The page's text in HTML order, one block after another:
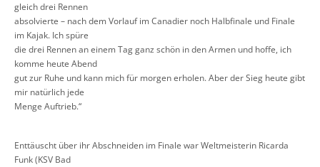
gleich drei Rennen
absolvierte – nach dem Vorlauf im Canadier noch Halbfinale und Finale
im Kajak. Ich spüre
die drei Rennen an einem Tag ganz schön in den Armen und hoffe, ich
komme heute Abend
gut zur Ruhe und kann mich für morgen erholen.Aber der Sieg heute gibt
mir natürlich jede
Menge Auftrieb.“
Enttäuscht über ihr Abschneiden im Finale war Weltmeisterin Ricarda
Funk(KSV Bad